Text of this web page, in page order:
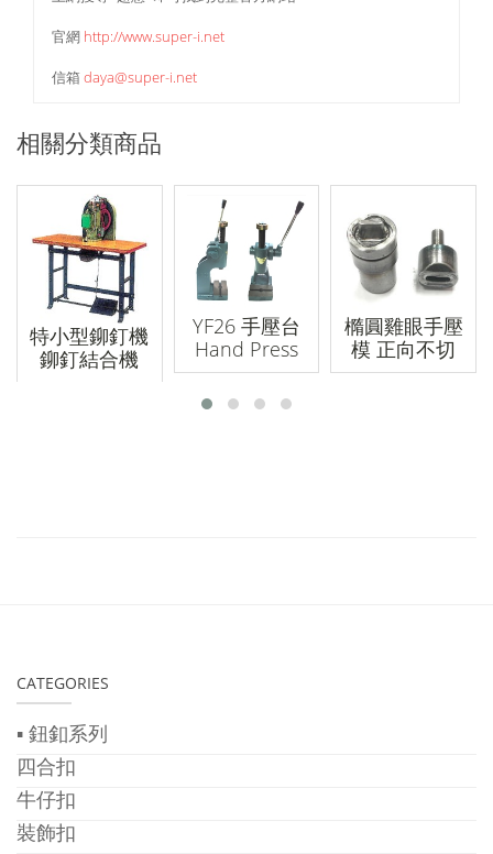
官網 http://www.super-i.net
信箱daya@super-i.net
相關分類商品
特小型鉚釘機
鉚釘結合機
YF26 手壓台
Hand Press
橢圓雞眼手壓
模 正向不切
CATEGORIES
▪ 鈕釦系列
四合扣
牛仔扣
裝飾扣